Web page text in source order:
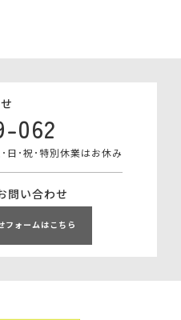
062
日･祝･特別休業はお休み
問い合わせ
フォームはこちら